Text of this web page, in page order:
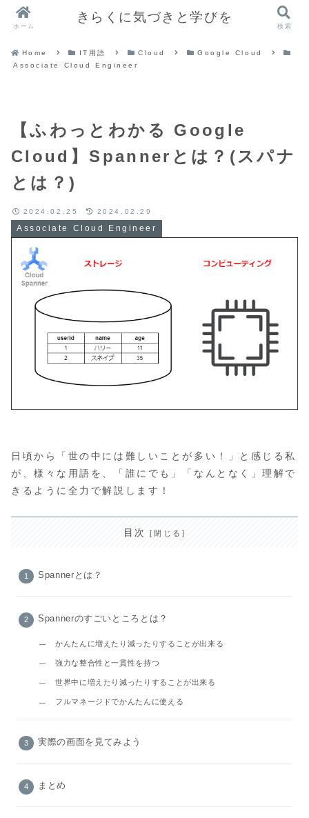
Home IT用語 Cloud
Google Cloud
Associate Cloud Engineer
【ふわっとわかる Google
Cloud】Spannerとは？(スパナ
とは？)
Associate Cloud Engineer
2024.02.25 2024.02.29
日頃から「世の中には難しいことが多い！」と感じる私
が、様々な用語を、「誰にでも」「なんとなく」理解で
きるように全力で解説します！
目次
Spannerとは？
Spannerのすごいところとは？
かんたんに増えたり減ったりすることが出来る
強力な整合性と一貫性を持つ
世界中に増えたり減ったりすることが出来る
フルマネージドでかんたんに使える
実際の画面を見てみよう
まとめ
ホーム
きらくに気づきと学びを
検索